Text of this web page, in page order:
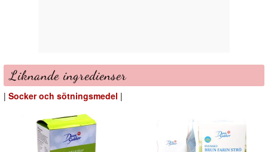
Liknande ingredienser
| Socker och sötningsmedel |